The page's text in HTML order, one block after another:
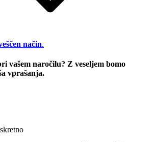
način.
vašem naročilu? Z veseljem bomo
vprašanja.